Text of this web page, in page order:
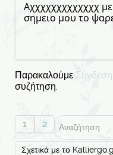
Αχχχχχχχχχχχχχ
σημειο μου το
Παρακαλούμε Σύνδεση
συζήτηση.
1 2